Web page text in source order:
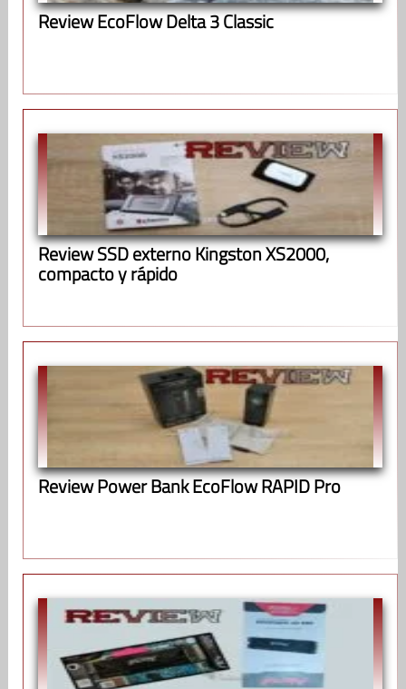
Review EcoFlow Delta 3 Classic
Review SSD externo Kingston XS2000,
compacto y rápido
Review Power Bank EcoFlow RAPID Pro